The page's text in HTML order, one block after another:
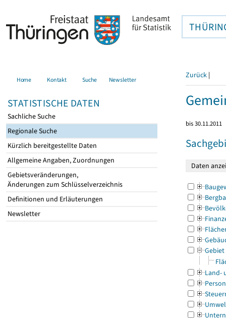
Home Kontakt Suche Newsletter
STATISTISCHE DATEN
Sachliche Suche
Regionale Suche
Kürzlich bereitgestellte Daten
Allgemeine Angaben, Zuordnungen
Gebietsveränderungen,
Änderungen zum Schlüsselverzeichnis
Definitionen und Erläuterungen
Newsletter
Zurück |
bis 30.11.2011
Gebiet
Land-